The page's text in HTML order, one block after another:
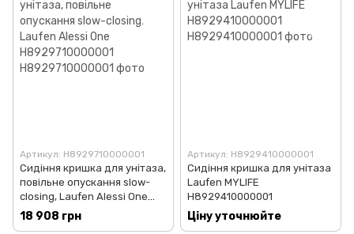
Артикул: H8929710000001
Сидіння кришка для унітаза,
повільне опускання slow-
closing, Laufen Alessi One
H8929710000001
18 908 грн
Артикул: H8929410000001
Сидіння кришка для унітаза
Laufen MYLIFE
H8929410000001
Ціну уточнюйте